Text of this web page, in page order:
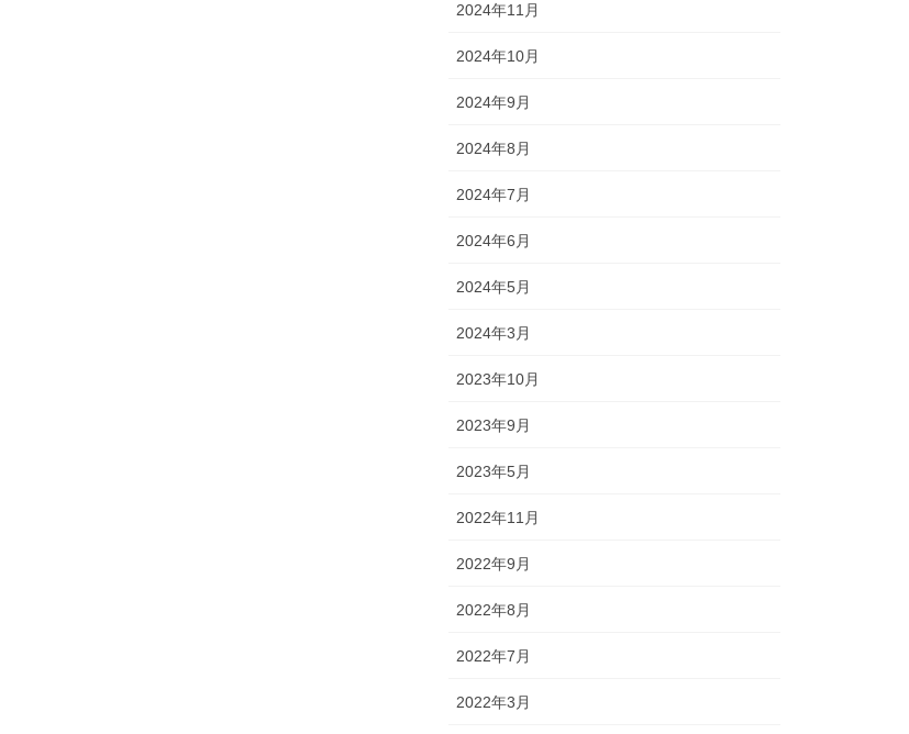
2024年11月
2024年10月
2024年9月
2024年8月
2024年7月
2024年6月
2024年5月
2024年3月
2023年10月
2023年9月
2023年5月
2022年11月
2022年9月
2022年8月
2022年7月
2022年3月